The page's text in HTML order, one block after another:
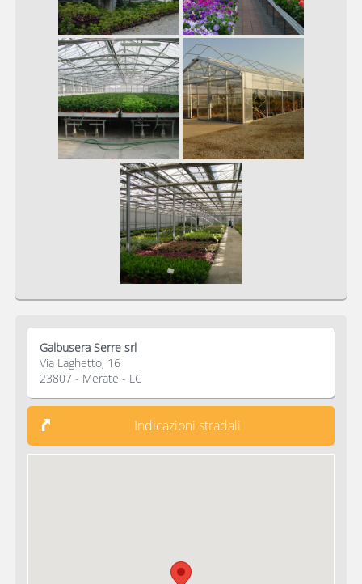
Galbusera Serre srl
Via Laghetto, 16
23807 - Merate - LC
Indicazioni stradali